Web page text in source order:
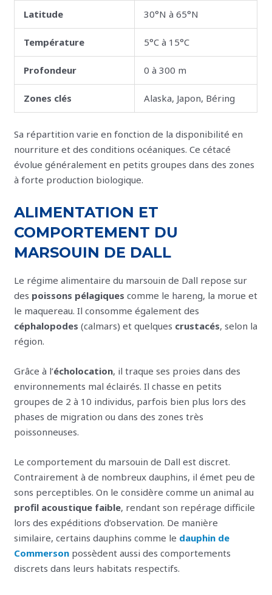
Latitude 30°N à 65°N
Température 5°C à 15°C
Profondeur 0 à 300 m
Zones clés Alaska, Japon, Béring
Sa répartition varie en fonction de la disponibilité en
nourriture et des conditions océaniques. Ce cétacé
évolue généralement en petits groupes dans des zones
à forte production biologique.
ALIMENTATION ET
COMPORTEMENT DU
MARSOUIN DE DALL
Le régime alimentaire du marsouin de Dall repose sur
des poissons pélagiques comme le hareng, la morue et
le maquereau. Il consomme également des
céphalopodes (calmars) et quelques crustacés, selon la
région.
Grâce à l’écholocation, il traque ses proies dans des
environnements mal éclairés. Il chasse en petits
groupes de 2 à 10 individus, parfois bien plus lors des
phases de migration ou dans des zones très
poissonneuses.
Le comportement du marsouin de Dall est discret.
Contrairement à de nombreux dauphins, il émet peu de
sons perceptibles. On le considère comme un animal au
profil acoustique faible, rendant son repérage difficile
lors des expéditions d’observation. De manière
similaire, certains dauphins comme le dauphin de
Commerson possèdent aussi des comportements
discrets dans leurs habitats respectifs.